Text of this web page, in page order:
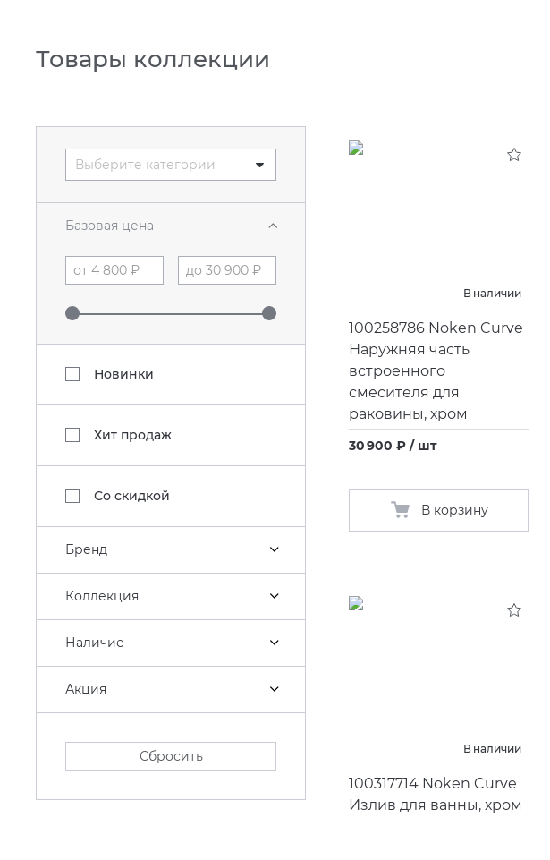
Товары коллекции
Выберите категории
Базовая цена
Новинки
Хит продаж
Со скидкой
Бренд
Коллекция
Наличие
Акция
Сбросить
В наличии
100258786 Noken Curve
Наружняя часть
встроенного
смесителя для
раковины, хром
30 900 ₽ / шт
В корзину
В наличии
100317714 Noken Curve
Излив для ванны, хром